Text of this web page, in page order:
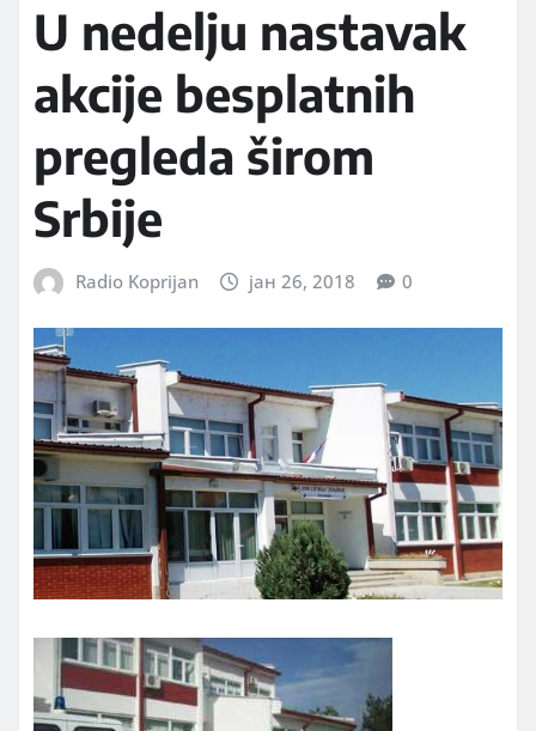
U nedelju nastavak
akcije besplatnih
pregleda širom
Srbije
Radio Koprijan јан 26, 2018 0